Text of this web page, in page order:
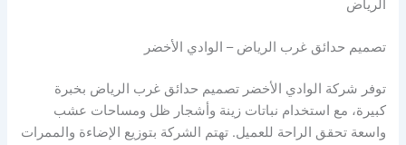
الرياض
تصميم حدائق غرب الرياض – الوادي الأخضر
توفر شركة الوادي الأخضر تصميم حدائق غرب الرياض بخبرة
كبيرة، مع استخدام نباتات زينة وأشجار ظل ومساحات عشب
واسعة تحقق الراحة للعميل. تهتم الشركة بتوزيع الإضاءة والممرات